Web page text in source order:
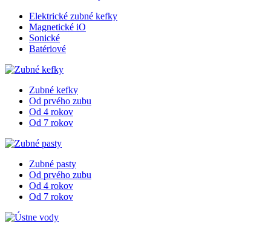
Elektrické zubné kefky
Magnetické iO
Sonické
Batériové
Zubné kefky
Od prvého zubu
Od 4 rokov
Od 7 rokov
Zubné pasty
Od prvého zubu
Od 4 rokov
Od 7 rokov